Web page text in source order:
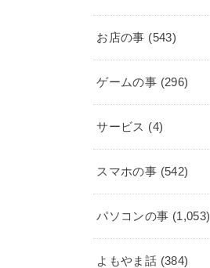
お店の事 (543)
ゲームの事 (296)
サービス (4)
スマホの事 (542)
パソコンの事 (1,053)
よもやま話 (384)